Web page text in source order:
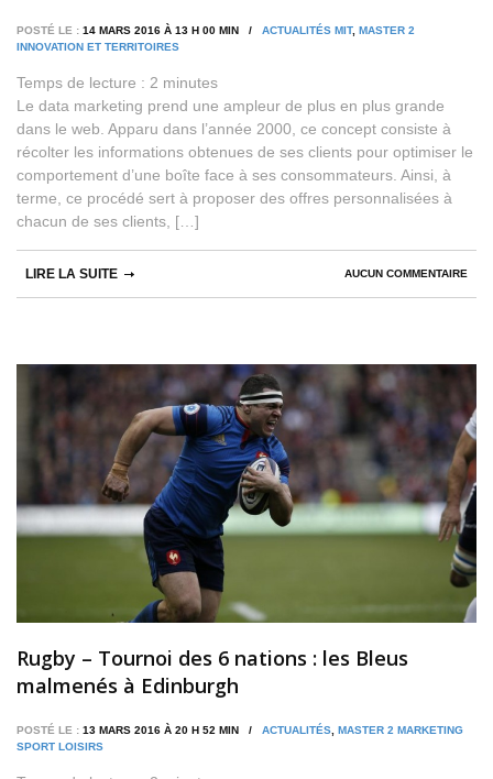
POSTÉ LE : 14 MARS 2016 À 13 H 00 MIN / ACTUALITÉS MIT, MASTER 2
INNOVATION ET TERRITOIRES
Temps de lecture : 2 minutes
Le data marketing prend une ampleur de plus en plus grande
dans le web. Apparu dans l’année 2000, ce concept consiste à
récolter les informations obtenues de ses clients pour optimiser le
comportement d’une boîte face à ses consommateurs. Ainsi, à
terme, ce procédé sert à proposer des offres personnalisées à
chacun de ses clients, […]
AUCUN COMMENTAIRE
LIRE LA SUITE
Rugby – Tournoi des 6 nations : les Bleus
malmenés à Edinburgh
POSTÉ LE : 13 MARS 2016 À 20 H 52 MIN / ACTUALITÉS MASTER 2 MARKETING
SPORT LOISIRS